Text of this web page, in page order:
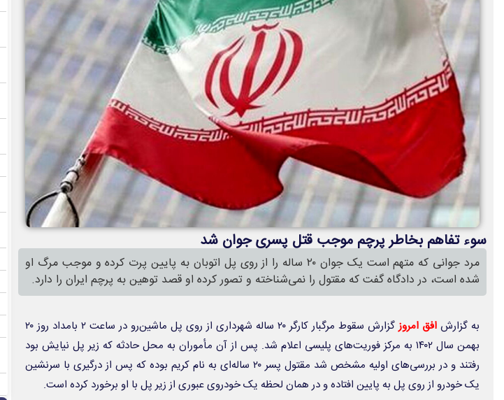
سوء تفاهم بخاطر پرچم موجب قتل پسری جوان شد
مرد جوانی که متهم است یک جوان ۲۰ ساله را از روی پل اتوبان به پایین پرت کرده و موجب مرگ او
شده است، در دادگاه گفت که مقتول را نمی‌شناخته و تصور کرده او قصد توهین به پرچم ایران را دارد.
به گزارش افق امروز
گزارش سقوط مرگبار کارگر ۲۰ ساله شهرداری از روی پل ماشین‌رو در ساعت ۲ بامداد روز ۲۰
بهمن سال ۱۴۰۲ به مرکز فوریت‌های پلیسی اعلام شد. پس از آن مأموران به محل حادثه که زیر پل نیایش بود
رفتند و در بررسی‌های اولیه مشخص شد مقتول پسر ۲۰ ساله‌ای به نام کریم بوده که پس از درگیری با سرنشین
یک خودرو از روی پل به پایین افتاده و در همان لحظه یک خودروی عبوری از زیر پل با او برخورد کرده است.